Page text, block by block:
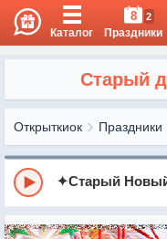
Каталог
8 2
Праздники
Старый
Открыткиок Праздники
✦Старый